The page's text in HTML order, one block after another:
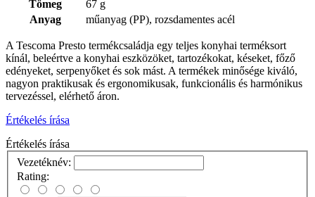
Tömeg
67 g
Anyag
műanyag (PP), rozsdamentes acél
A Tescoma Presto termékcsaládja egy teljes konyhai terméksort
kínál, beleértve a konyhai eszközöket, tartozékokat, késeket, főző
edényeket, serpenyőket és sok mást. A termékek minősége kiváló,
nagyon praktikusak és ergonomikusak, funkcionális és harmónikus
tervezéssel, elérhető áron.
Értékelés írása
Értékelés írása
Vezetéknév:
Rating: